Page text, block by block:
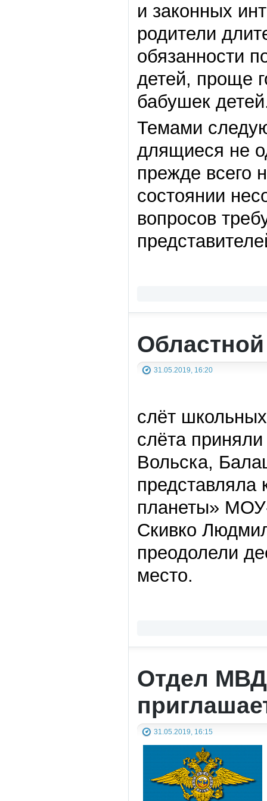
и законных
родители
обязанности
детей, проще
бабушек
Темами
длящиеся не
прежде всего
состоянии
вопросов
31.05.2019, 16:20
слёт
слёта
Вольска,
представляла
планеты»
Скивко
преодолели
место.
Отдел МВД
31.05.2019, 16:15